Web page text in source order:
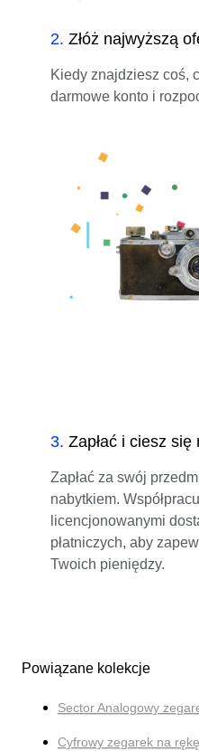
2. Złóż najwyższą
Kiedy znajdziesz coś,
darmowe konto i
3. Zapłać i ciesz
Zapłać za swój
nabytkiem.
licencjonowanymi
płatniczych, aby
Twoich pieniędzy.
Powiązane kolekcje
Sector Analogowy
Cyfrowy zegarek na